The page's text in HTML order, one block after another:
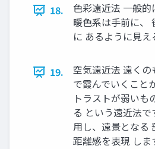
18.
色彩遠近法 一般
暖色系は手前に、
に あるように見え
19.
空気遠近法 遠く
で霞んでいくこと
トラストが弱いも
る という遠近法
用し、遠景となる
距離感を表現 しま